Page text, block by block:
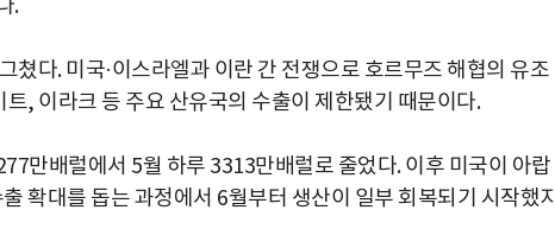
.
쳤다. 미국·이스라엘과 이란 간 전쟁으로 호르무즈 해협의 유조
, 이라크 등 주요 산유국의 수출이 제한됐기 때문이다.
만배럴에서 5월 하루 3313만배럴로 줄었다. 이후 미국이 아랍
확대를 돕는 과정에서 6월부터 생산이 일부 회복되기 시작했지